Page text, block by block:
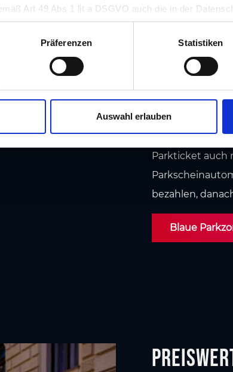
Art 49 Abs 1 lit a DSGVO auch die in der
in unsicheren Drittstaaten, wie insbesondere den
und kann jederzeit auf unserer Seite abgelehnt
Präferenzen Statistiken
Auswahl erlauben
Ausfahrten
dient als
drei Stunden
Stunde
-
werden kann
Wenn Sie
Parkticket auch
bezahlen,
Blaue